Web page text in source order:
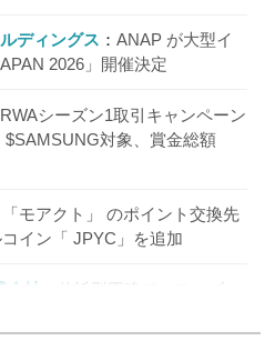
ディングス
ANAP が大型イ
2026」開催決定
シーズン1取引キャンペーン
$SAMSUNG対象、賞金総額
「モアクト」 のポイント交換先
イン「 JPYC」を追加
会社
信託型円建てステーブル